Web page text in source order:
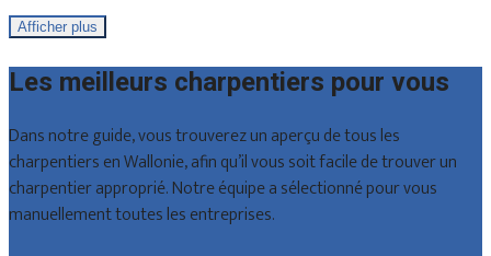
Afficher plus
Les meilleurs charpentiers pour vous
Dans notre guide, vous trouverez un aperçu de tous les
charpentiers en Wallonie, afin qu’il vous soit facile de trouver un
charpentier approprié. Notre équipe a sélectionné pour vous
manuellement toutes les entreprises.